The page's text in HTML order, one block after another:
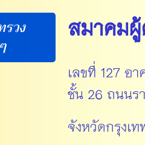
รวง
สมาคม
เลขที่ 127 อ
ชั้น 26 ถนนร
จังหวัดกรุงเ